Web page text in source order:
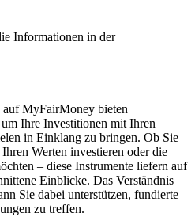
Informationen in der
MyFairMoney bieten
Ihre Investitionen mit Ihren
in Einklang zu bringen. Ob Sie
Werten investieren oder die
– diese Instrumente liefern auf
Einblicke. Das Verständnis
Sie dabei unterstützen, fundierte
zu treffen.